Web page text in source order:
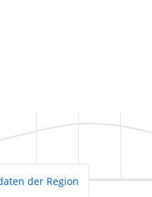
der Region